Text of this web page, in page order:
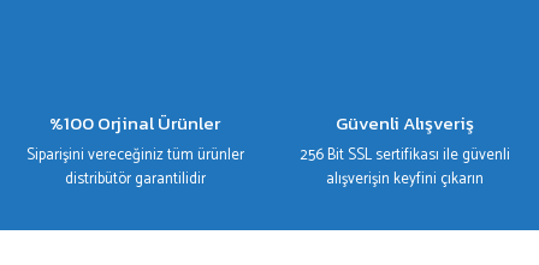
%100 Orjinal Ürünler
Siparişini vereceğiniz tüm ürünler
distribütör garantilidir
Güvenli Alışveriş
256 Bit SSL sertifikası ile güvenli
alışverişin keyfini çıkarın